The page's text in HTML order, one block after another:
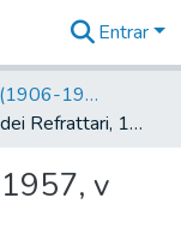
Entrar
Canto Libertário (1906-1995)
L’Adunata dei Refrattari, 1957, v XXXVI, n 14
v